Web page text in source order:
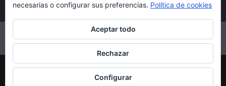
TwitterInstagramFacebookYouTube
Copyright 2021 MyiPop © Todos los derechos reservados.
por AF themes.
necesarias o configurar sus preferencias. Política de cookies
Aceptar todo
Rechazar
Configurar